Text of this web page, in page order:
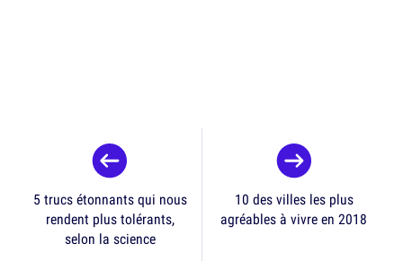
5 trucs étonnants qui nous
rendent plus tolérants,
selon la science
10 des villes les plus
agréables à vivre en 2018